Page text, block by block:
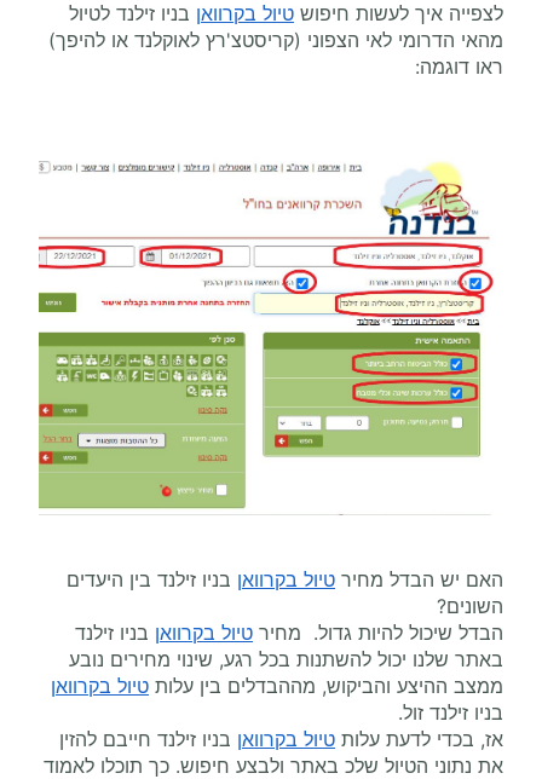
לצפייה איך לעשות חיפוש טיול בקרוואן בניו זילנד לטיול
מהאי הדרומי לאי הצפוני (קריסטצ'רץ לאוקלנד או להיפך)
ראו דוגמה:
האם יש הבדל מחיר טיול בקרוואן בניו זילנד בין היעדים
השונים?
הבדל שיכול להיות גדול. מחיר טיול בקרוואן בניו זילנד
באתר שלנו יכול להשתנות בכל רגע, שינוי מחירים נובע
ממצב ההיצע והביקוש, מההבדלים בין עלות טיול בקרוואן
בניו זילנד זול.
אז, בכדי לדעת עלות טיול בקרוואן בניו זילנד חייבם להזין
את נתוני הטיול שלכ באתר ולבצע חיפוש. כך תוכלו לאמוד